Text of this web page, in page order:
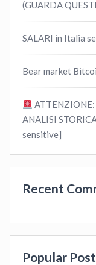
(GUARDA
SALARI in Italia
Bear market
ATTENZIONE:
ANALISI
sensitive]
Recent
Popular